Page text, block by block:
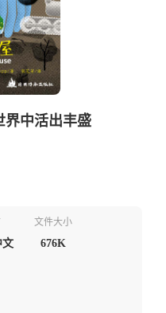
界中活出丰盛
文
文件大小
676K